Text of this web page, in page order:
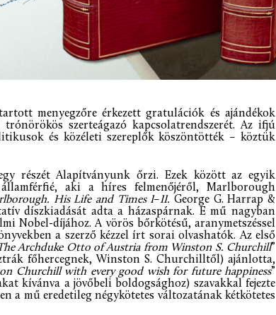
menyegzőre érkezett gratulációk és ajándékok
szerteágazó kapcsolatrendszerét. Az ifjú
és közéleti szereplők köszöntötték – köztük
részét Alapítványunk őrzi. Ezek között az egyik
aki a híres felmenőjéről, Marlborough
His Life and Times I–II. George G. Harrap &
díszkiadását adta a házaspárnak. E mű nagyban
Nobel-díjához. A vörös bőrkötésű, aranymetszéssel
a szerző kézzel írt sorai olvashatók. Az első
Archduke Otto of Austria from Winston S. Churchill”
főhercegnek, Winston S. Churchilltől) ajánlotta,
Churchill with every good wish for future happiness”
kívánva a jövőbeli boldogsághoz) szavakkal fejezte
a mű eredetileg négykötetes változatának kétkötetes